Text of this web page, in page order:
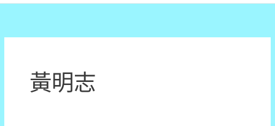
容
黃明志